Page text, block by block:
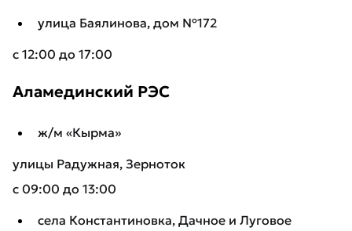
улица Баялинова, дом №172
с 12:00 до 17:00
Аламединский РЭС
ж/м «Кырма»
улицы Радужная, Зерноток
с 09:00 до 13:00
села Константиновка, Дачное и Луговое